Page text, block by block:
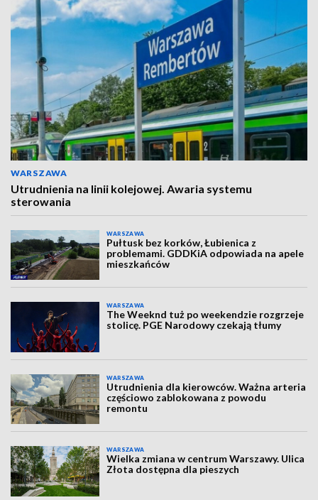
WARSZAWA
Utrudnienia na linii kolejowej. Awaria systemu
sterowania
WARSZAWA
Pułtusk bez korków, Łubienica z
problemami. GDDKiA odpowiada na apele
mieszkańców
WARSZAWA
The Weeknd tuż po weekendzie rozgrzeje
stolicę. PGE Narodowy czekają tłumy
WARSZAWA
Utrudnienia dla kierowców. Ważna arteria
częściowo zablokowana z powodu
remontu
WARSZAWA
Wielka zmiana w centrum Warszawy. Ulica
Złota dostępna dla pieszych